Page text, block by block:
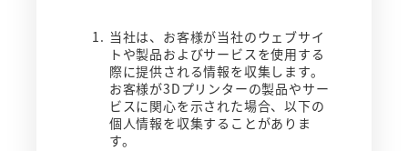
当社は、お客様が当社のウェブサイ
トや製品およびサービスを使用する
際に提供される情報を収集します。
お客様が3Dプリンターの製品やサー
ビスに関心を示された場合、以下の
個人情報を収集することがありま
す。